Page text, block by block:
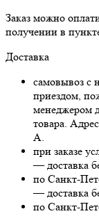
Заказ можно
получении в
Доставка
самовывоз с
приездом,
менеджером
товара.
А.
при заказе
— доставка
по Санкт-
— доставка
по Санкт-